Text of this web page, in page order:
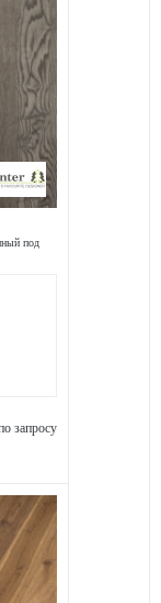
под
запросу